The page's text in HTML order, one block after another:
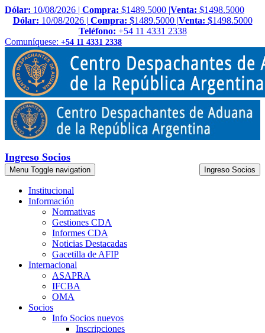
Dólar: 10/08/2026 | Compra: $1489.5000 |Venta: $1498.5000
Dólar: 10/08/2026 | Compra: $1489.5000 |Venta: $1498.5000
Teléfono: +54 11 4331 2338
Comuníquese: +54 11 4331 2338
Ingreso Socios
Menu Toggle navigation Ingreso Socios
Institucional
Información
Normativas
Gestiones CDA
Informes CDA
Noticias Destacadas
Gacetilla de AFIP
Internacional
ASAPRA
IFCBA
OMA
Socios
Info Socios nuevos
Inscripciones